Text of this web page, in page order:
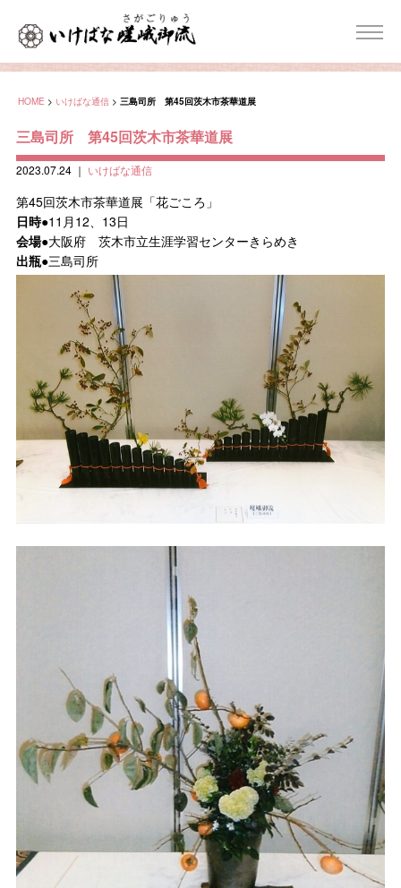
HOME > いけばな通信 > 三島司所 第45回茨木市茶華道展
三島司所 第45回茨木市茶華道展
2023.07.24｜ いけばな通信
第45回茨木市茶華道展「花ごころ」
日時●11月12、13日
会場●大阪府 茨木市立生涯学習センターきらめき
出瓶●三島司所